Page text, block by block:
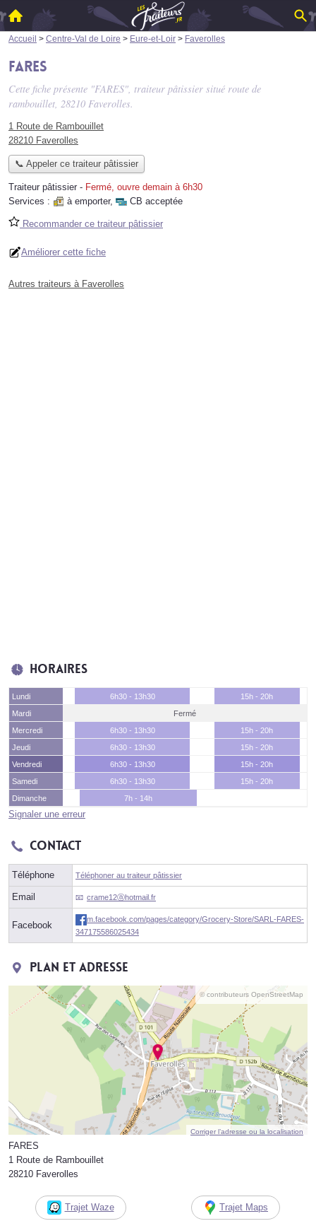
Accueil > Centre-Val de Loire > Eure-et-Loir > Faverolles
FARES
Cette fiche présente "FARES", traiteur pâtissier situé route de
rambouillet, 28210 Faverolles.
1 Route de Rambouillet
28210 Faverolles
📞 Appeler ce traiteur pâtissier
Traiteur pâtissier - Fermé, ouvre demain à 6h30
Services :
à emporter, CB acceptée
Recommander ce traiteur pâtissier
Améliorer cette fiche
Autres traiteurs à Faverolles
Horaires
Lundi 6h30 - 13h30
15h - 20h
Mardi
Fermé
Mercredi
6h30 - 13h30
15h - 20h
Jeudi
6h30 - 13h30
15h - 20h
Vendredi
6h30 - 13h30
15h - 20h
Samedi
6h30 - 13h30
15h - 20h
Dimanche
7h - 14h
Signaler une erreur
Contact
Téléphone Téléphoner au traiteur pâtissier
Email crame12ⓐhotmail.fr
Facebook
m.facebook.com/pages/category/Grocery-Store/SARL-FARES-
347175586025434
Plan et adresse
© contributeurs OpenStreetMap
Corriger l’adresse ou la localisation
FARES
1 Route de Rambouillet
28210 Faverolles
Trajet Waze Trajet Maps